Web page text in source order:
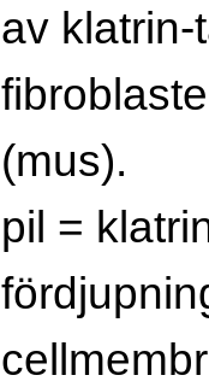
av
(mus).
pil =